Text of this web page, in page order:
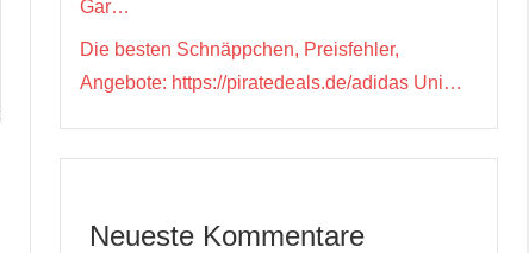
Gar…
Die besten Schnäppchen, Preisfehler,
Angebote: https://piratedeals.de/adidas Uni…
Neueste Kommentare